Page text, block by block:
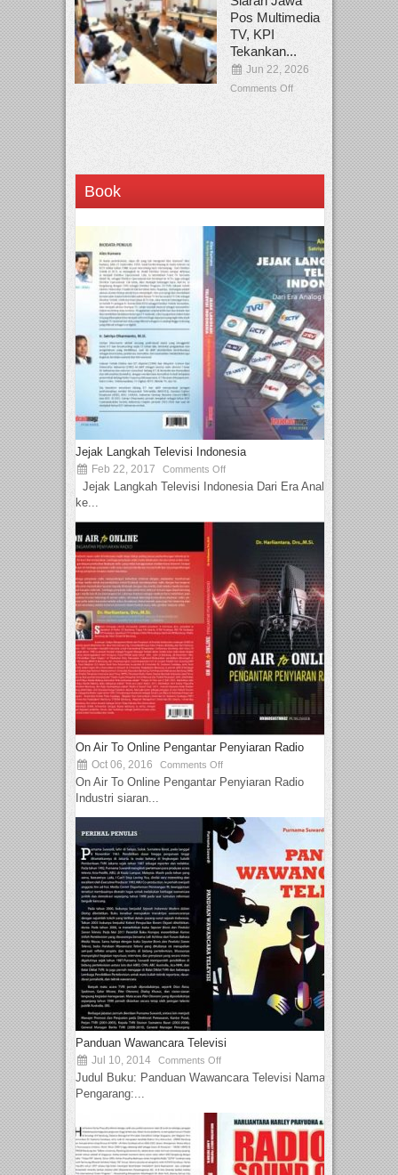
Pos Multimedia
TV, KPI
Tekankan...
Jun 22, 2026
Comments Off
Book
Jejak Langkah Televisi Indonesia
Feb 22, 2017 Comments Off
Jejak Langkah Televisi Indonesia Dari Era Analog
ke...
On Air To Online Pengantar Penyiaran Radio
Oct 06, 2016 Comments Off
On Air To Online Pengantar Penyiaran Radio
Industri siaran...
Panduan Wawancara Televisi
Jul 10, 2014 Comments Off
Judul Buku: Panduan Wawancara Televisi Nama
Pengarang:...